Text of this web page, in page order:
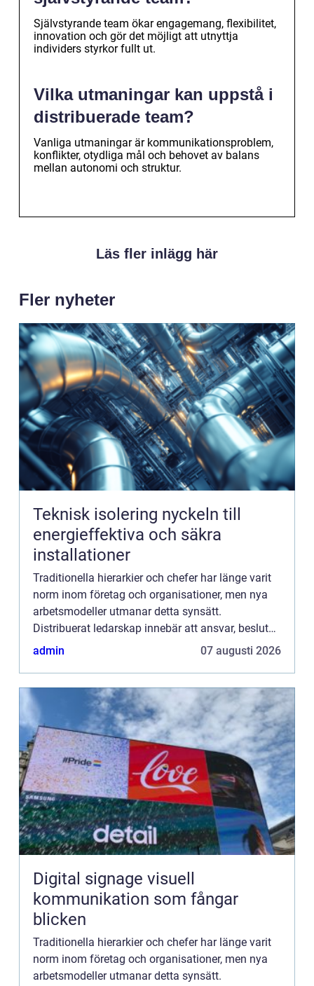
Självstyrande team ökar engagemang, flexibilitet,
innovation och gör det möjligt att utnyttja
individers styrkor fullt ut.
Vilka utmaningar kan uppstå i
distribuerade team?
Vanliga utmaningar är kommunikationsproblem,
konflikter, otydliga mål och behovet av balans
mellan autonomi och struktur.
Läs fler inlägg här
Fler nyheter
Teknisk isolering nyckeln till
energieffektiva och säkra
installationer
Traditionella hierarkier och chefer har länge varit
norm inom företag och organisationer, men nya
arbetsmodeller utmanar detta synsätt.
Distribuerat ledarskap innebär att ansvar, beslut
och initiativ sprids över hela teamet i...
admin 07 augusti 2026
Digital signage visuell
kommunikation som fångar
blicken
Traditionella hierarkier och chefer har länge varit
norm inom företag och organisationer, men nya
arbetsmodeller utmanar detta synsätt.